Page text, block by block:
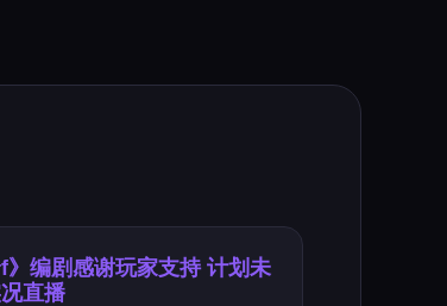
f》编剧感谢玩家支持 计划未
直播